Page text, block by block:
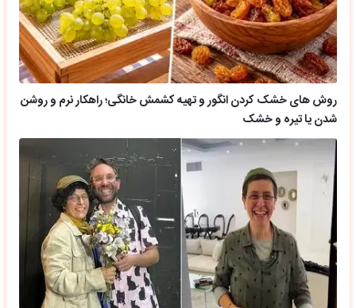
روش های خشک کردن انگور و تهیه کشمش خانگی؛ راهکار نرم و روشن
شدن یا تیره و خشک